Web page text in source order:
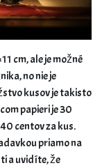
cm, ale je možné
no nie je
kusov je takisto
papieri je 30
centov za kus.
priamo na
a uvidíte, že